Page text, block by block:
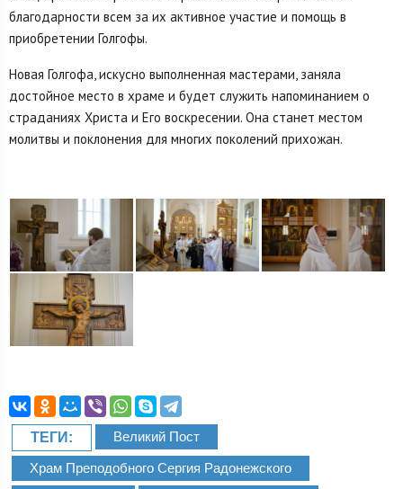
благодарности всем за их активное участие и помощь в
приобретении Голгофы.
Новая Голгофа, искусно выполненная мастерами, заняла
достойное место в храме и будет служить напоминанием о
страданиях Христа и Его воскресении. Она станет местом
молитвы и поклонения для многих поколений прихожан.
ТЕГИ: Великий Пост
Храм Преподобного Сергия Радонежского